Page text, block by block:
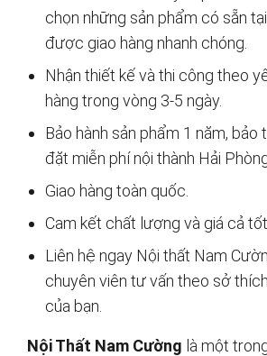
chọn những sản phẩm có sẵn
được giao hàng nhanh chóng.
Nhận thiết kế và thi công theo
hàng trong vòng 3-5 ngày.
Bảo hành sản phẩm 1 năm, bảo
đặt miễn phí nội thành Hải
Giao hàng toàn quốc.
Cam kết chất lượng và giá cả
Liên hệ ngay Nội thất Nam
chuyên viên tư vấn theo sở
của bạn.
Nội Thất Nam Cường là một